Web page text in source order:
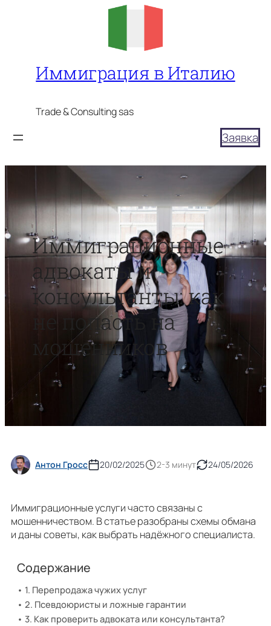
Иммиграция в Италию
Trade & Consulting sas
Заявка
Иммиграционные
адвокаты и
консультанты: как
не попасть на
мошенников
Антон Гросс 20/02/2025 2-3 минут 24/05/2026
Иммиграционные услуги часто связаны с
мошенничеством. В статье разобраны схемы обмана
и даны советы, как выбрать надёжного специалиста.
Содержание
1. Перепродажа чужих услуг
2. Псевдоюристы и ложные гарантии
3. Как проверить адвоката или консультанта?